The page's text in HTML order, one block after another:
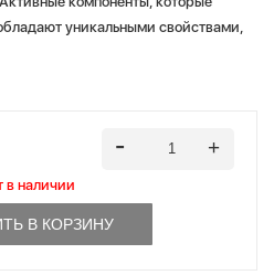
уникальными свойствами,
нанесении сыворотки
в наличии
В КОРЗИНУ